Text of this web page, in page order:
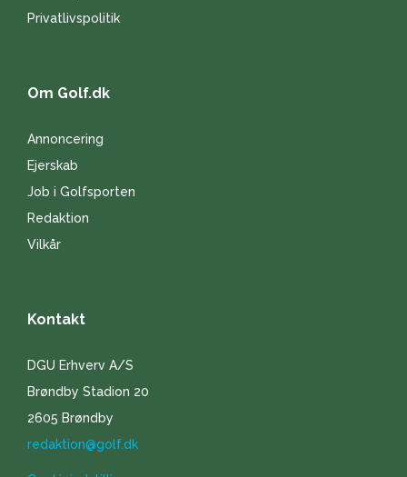
Privatlivspolitik
Om Golf.dk
Annoncering
Ejerskab
Job i Golfsporten
Redaktion
Vilkår
Kontakt
DGU Erhverv A/S
Brøndby Stadion 20
2605 Brøndby
redaktion@golf.dk